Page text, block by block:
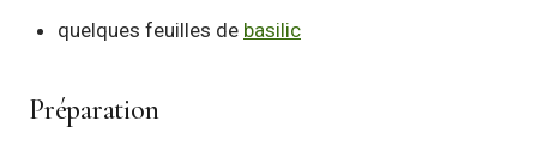
quelques feuilles de basilic
Préparation